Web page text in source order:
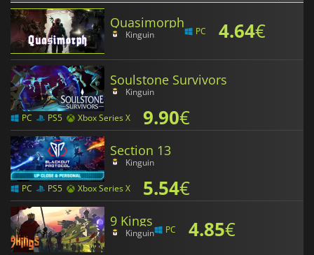
Quasimorph
Kinguin PC 4.64€
Soulstone Survivors
Kinguin
PC PS5 Xbox Series X 9.90€
Section 13
Kinguin
PC PS5 Xbox Series X 5.54€
9 Kings
Kinguin PC 4.85€